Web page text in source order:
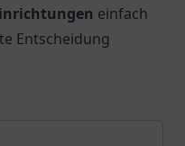
einfach
Entscheidung